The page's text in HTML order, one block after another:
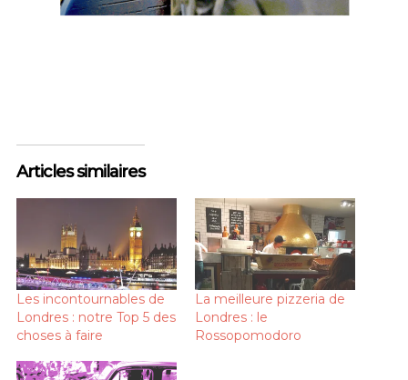
Articles similaires
Les incontournables de
Londres : notre Top 5 des
choses à faire
La meilleure pizzeria de
Londres : le
Rossopomodoro